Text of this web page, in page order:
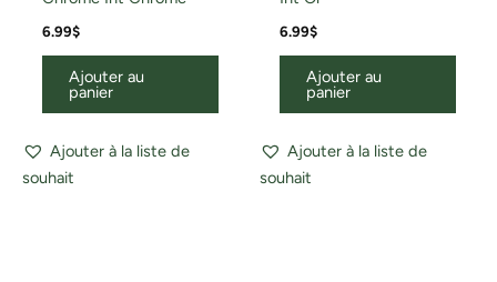
6.99$
Ajouter au
panier
Ajouter à la liste de
souhait
6.99$
Ajouter au
panier
Ajouter à la liste de
souhait